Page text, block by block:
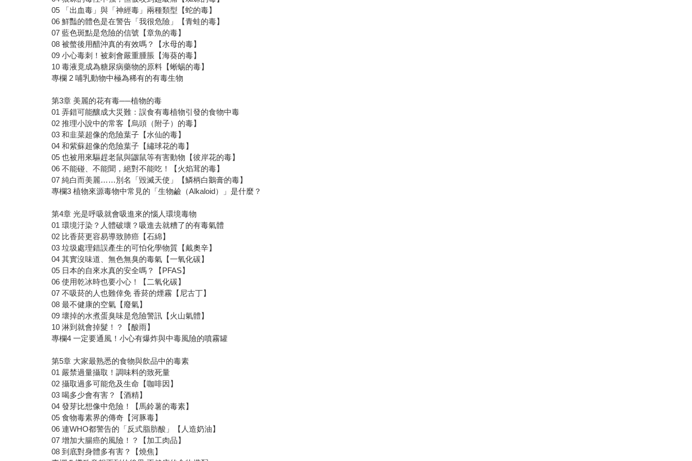
05 「出血毒」與「神經毒」兩種類型【蛇的毒】
06 鮮豔的體色是在警告「我很危險」【青蛙的毒】
07 藍色斑點是危險的信號【章魚的毒】
08 被螫後用醋沖真的有效嗎？【水母的毒】
09 小心毒刺！被刺會嚴重腫脹【海葵的毒】
10 毒液竟成為糖尿病藥物的原料【蜥蜴的毒】
專欄 2 哺乳動物中極為稀有的有毒生物
第3章 美麗的花有毒──植物的毒
01 弄錯可能釀成大災難：誤食有毒植物引發的食物中毒
02 推理小說中的常客【烏頭（附子）的毒】
03 和韭菜超像的危險葉子【水仙的毒】
04 和紫蘇超像的危險葉子【繡球花的毒】
05 也被用來驅趕老鼠與鼴鼠等有害動物【彼岸花的毒】
06 不能碰、不能聞，絕對不能吃！【火焰茸的毒】
07 純白而美麗……別名「毀滅天使」【鱗柄白鵝膏的毒】
專欄3 植物來源毒物中常見的「生物鹼（Alkaloid）」是什麼？
第4章 光是呼吸就會吸進來的惱人環境毒物
01 環境汙染？人體破壞？吸進去就糟了的有毒氣體
02 比香菸更容易導致肺癌【石綿】
03 垃圾處理錯誤產生的可怕化學物質【戴奧辛】
04 其實沒味道、無色無臭的毒氣【一氧化碳】
05 日本的自來水真的安全嗎？【PFAS】
06 使用乾冰時也要小心！【二氧化碳】
07 不吸菸的人也難倖免 香菸的煙霧【尼古丁】
08 最不健康的空氣【廢氣】
09 壞掉的水煮蛋臭味是危險警訊【火山氣體】
10 淋到就會掉髮！？【酸雨】
專欄4 一定要通風！小心有爆炸與中毒風險的噴霧罐
第5章 大家最熟悉的食物與飲品中的毒素
01 嚴禁過量攝取！調味料的致死量
02 攝取過多可能危及生命【咖啡因】
03 喝多少會有害？【酒精】
04 發芽比想像中危險！【馬鈴薯的毒素】
05 食物毒素界的傳奇【河豚毒】
06 連WHO都警告的「反式脂肪酸」【人造奶油】
07 增加大腸癌的風險！？【加工肉品】
08 到底對身體多有害？【燒焦】